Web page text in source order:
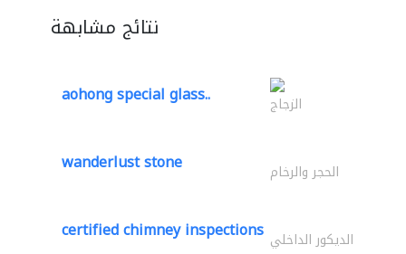
نتائج مشابهة
aohong special glass.. الزجاج
wanderlust stone الحجر والرخام
certified chimney inspections الديكور الداخلي